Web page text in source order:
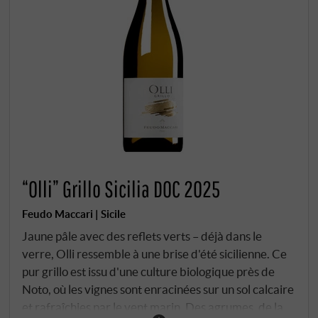
“Olli” Grillo Sicilia DOC 2025
Feudo Maccari | Sicile
Jaune pâle avec des reflets verts – déjà dans le
verre, Olli ressemble à une brise d'été sicilienne. Ce
pur grillo est issu d'une culture biologique près de
Noto, où les vignes sont enracinées sur un sol calcaire
et rafraîchies par le vent marin. Des agrumes, de la